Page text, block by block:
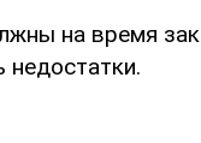
на время
недостатки.